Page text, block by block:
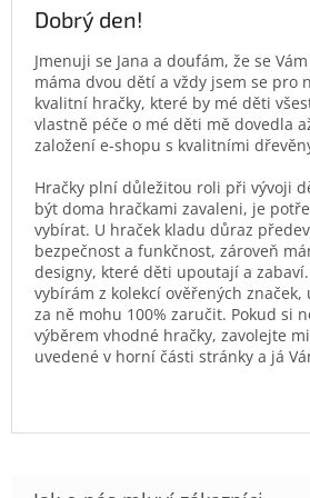
Dobrý den!
Jmenuji se Jana a doufám, že se
máma dvou dětí a vždy jsem se pro
kvalitní hračky, které by mé děti
vlastně péče o mé děti mě dovedla
založení e-shopu s kvalitními
Hračky plní důležitou roli při vývoji
být doma hračkami zavaleni, je
vybírat. U hraček kladu důraz
bezpečnost a funkčnost, zároveň
designy, které děti upoutají a
vybírám z kolekcí ověřených značek,
za ně mohu 100% zaručit. Pokud si
výběrem vhodné hračky, zavolejte
uvedené v horní části stránky a já